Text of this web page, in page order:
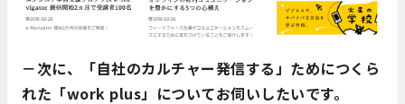
－次に、「自社のカルチャー発信する」ためにつくら
れた「work plus」についてお伺いしたいです。